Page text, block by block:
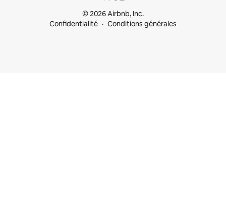
© 2026 Airbnb, Inc.
Confidentialité
Conditions générales